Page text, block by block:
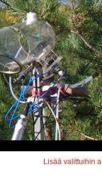
Lisää valittuihin